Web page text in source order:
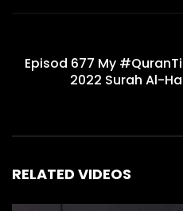
Episod 677 My
2022 Surah Al-
RELATED VIDEOS